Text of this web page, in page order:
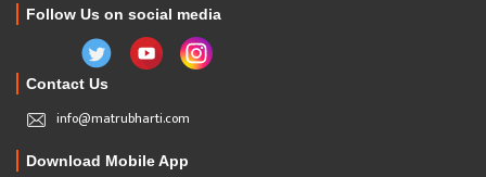
Follow Us on social media
Contact Us
info@matrubharti.com
Download Mobile App